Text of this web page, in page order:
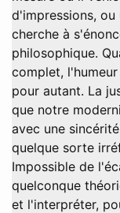
d'impressions,
cherche à
philosophique.
complet,
pour autant. La
que notre
avec une
quelque sorte
Impossible de
quelconque
et l'interpréter,